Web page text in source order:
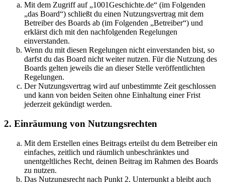
Mit dem Zugriff auf „1001Geschichte.de“ (im Folgenden
„das Board“) schließt du einen Nutzungsvertrag mit dem
Betreiber des Boards ab (im Folgenden „Betreiber“) und
erklärst dich mit den nachfolgenden Regelungen
einverstanden.
Wenn du mit diesen Regelungen nicht einverstanden bist, so
darfst du das Board nicht weiter nutzen. Für die Nutzung des
Boards gelten jeweils die an dieser Stelle veröffentlichten
Regelungen.
Der Nutzungsvertrag wird auf unbestimmte Zeit geschlossen
und kann von beiden Seiten ohne Einhaltung einer Frist
jederzeit gekündigt werden.
2. Einräumung von Nutzungsrechten
Mit dem Erstellen eines Beitrags erteilst du dem Betreiber ein
einfaches, zeitlich und räumlich unbeschränktes und
unentgeltliches Recht, deinen Beitrag im Rahmen des Boards
zu nutzen.
Das Nutzungsrecht nach Punkt 2, Unterpunkt a bleibt auch